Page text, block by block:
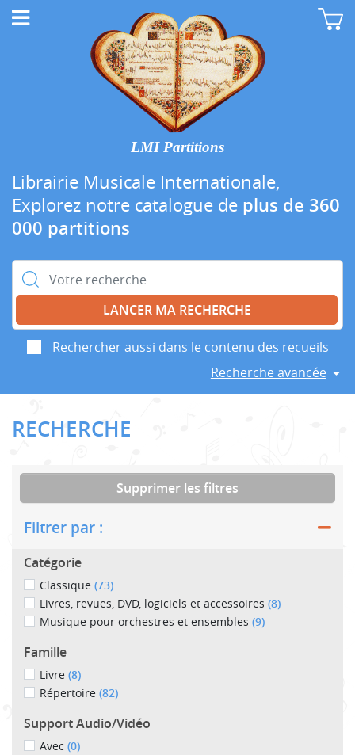
LMI Partitions
Librairie Musicale Internationale,
Explorez notre catalogue de plus de 360
000 partitions
Rechercher :
Rechercher aussi dans le contenu des recueils
Recherche avancée
RECHERCHE
Supprimer les filtres
Filtrer par :
Catégorie
Classique (73)
Livres, revues, DVD, logiciels et accessoires (8)
Musique pour orchestres et ensembles (9)
Famille
Livre (8)
Répertoire (82)
Support Audio/Vidéo
Avec (0)